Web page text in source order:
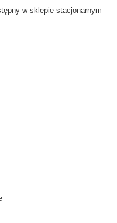
w sklepie stacjonarnym